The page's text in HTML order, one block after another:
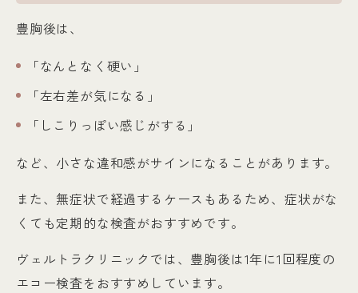
豊胸後は、
「なんとなく硬い」
「左右差が気になる」
「しこりっぽい感じがする」
など、小さな違和感がサインになることがあります。
また、無症状で経過するケースもあるため、症状がな
くても定期的な検査がおすすめです。
ヴェルトラクリニックでは、豊胸後は1年に1回程度の
エコー検査をおすすめしています。